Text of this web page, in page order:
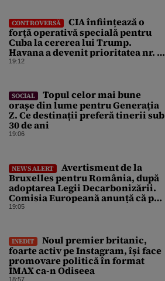
CONTROVERSĂ
CIA înființează o
forță operativă specială pentru
Cuba la cererea lui Trump.
Havana a devenit prioritatea nr. 1
alături de China, Iran și Rusia
19:12
SOCIAL
Topul celor mai bune
orașe din lume pentru Generația
Z. Ce destinații preferă tinerii sub
30 de ani
19:06
NEWS ALERT
Avertisment de la
Bruxelles pentru România, după
adoptarea Legii Decarbonizării.
Comisia Europeană anunță că pot
fi „consecințe financiare”
19:05
INEDIT
Noul premier britanic,
foarte activ pe Instagram, își face
promovare politică în format
IMAX ca-n Odiseea
18:57